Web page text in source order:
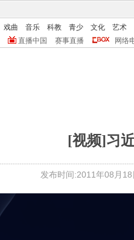
戏曲 音乐 科教 青少 文化
艺术
直播中国 赛事直播 网络
[视频]习
发布时间:2011年08月